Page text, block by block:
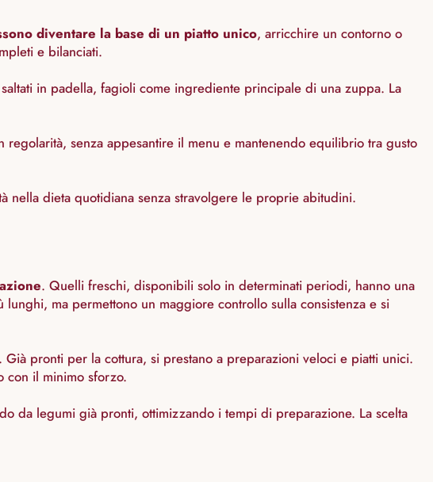
diventare la base di un piatto unico, arricchire un contorno o
e bilanciati.
in padella, fagioli come ingrediente principale di una zuppa. La
senza appesantire il menu e mantenendo equilibrio tra gusto
nella dieta quotidiana senza stravolgere le proprie abitudini.
. Quelli freschi, disponibili solo in determinati periodi, hanno una
ma permettono un maggiore controllo sulla consistenza e si
pronti per la cottura, si prestano a preparazioni veloci e piatti unici.
con il minimo sforzo.
da legumi già pronti, ottimizzando i tempi di preparazione. La scelta